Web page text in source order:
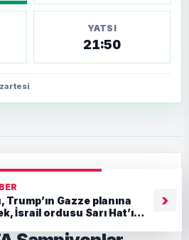
YATSI
21:50
maçı ne
ve hangi
Trump’ın Gazze planına
İsrail ordusu Sarı Hat’ın
›